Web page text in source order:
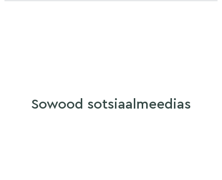
Sowood sotsiaalmeedias